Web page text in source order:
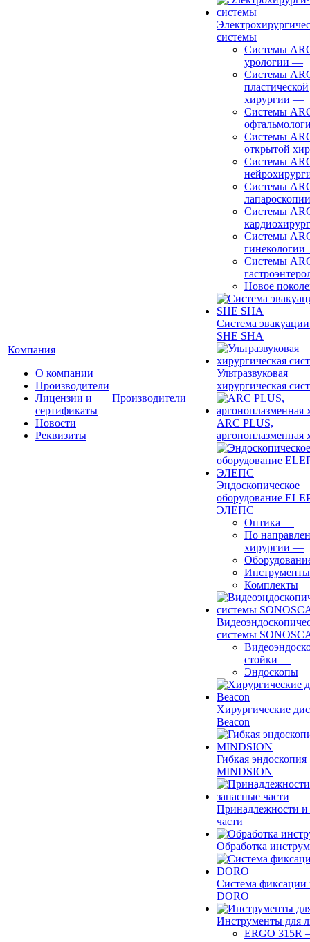
Компания
О компании
Производители
Лицензии и
сертификаты
Новости
Реквизиты
Производители
системы
Системы
урологии —
Системы
пластической
хирургии —
Системы
Системы
открытой
Системы
Системы
лапароскопии
Системы
Системы
гинекологии
Системы
Новое
Система
SHE SHA
Ультразвуковая
хирургическая
ARC PLUS,
аргоноплазменная
Эндоскопическое
оборудование
ЭЛЕПС
Оптика —
По
хирургии —
Инструменты
Комплекты
системы
стойки —
Эндоскопы
Хирургические
Beacon
Гибкая эндоскопия
MINDSION
Принадлежности и
части
Обработка
Система фиксации
DORO
Инструменты для
ERGO 315R